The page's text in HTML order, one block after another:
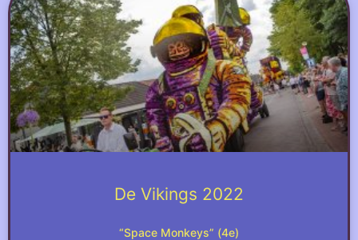
De Vikings 2022
“Space Monkeys” (4e)